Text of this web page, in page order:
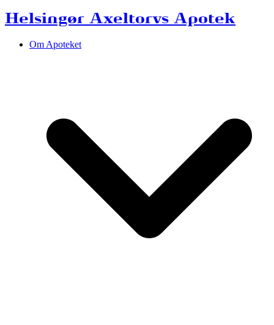
Helsingør Axeltorvs Apotek
Om Apoteket